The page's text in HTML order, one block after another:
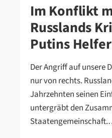
Im Konflikt
Russlands
Putins Helfer
Der Angriff auf unsere
nur von rechts.
Jahrzehnten seinen
untergräbt den